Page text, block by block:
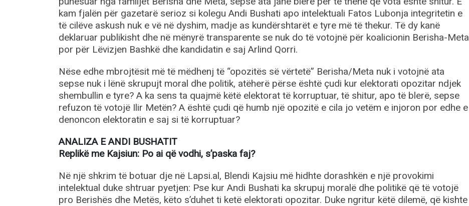
kam fjalën për gazetarë serioz si kolegu Andi Bushati apo intelektuali Fatos Lubonja integritetin e
të cilëve askush nuk e vë në dyshim, madje as kundërshtarët e tyre më të thekur. Të dy kanë
deklaruar publikisht dhe në mënyrë transparente se nuk do të votojnë për koalicionin Berisha-Meta
por për Lëvizjen Bashkë dhe kandidatin e saj Arlind Qorri.
Nëse edhe mbrojtësit më të mëdhenj të “opozitës së vërtetë” Berisha/Meta nuk i votojnë ata
sepse nuk i lënë skrupujt moral dhe politik, atëherë përse është çudi kur elektorati opozitar ndjek
shembullin e tyre? A ka sens ta quajmë këtë elektorat të korruptuar, të shitur, apo të blerë, sepse
refuzon të votojë Ilir Metën? A është çudi që humb një opozitë e cila jo vetëm e injoron por edhe e
denoncon elektoratin e saj si të korruptuar?
ANALIZA E ANDI BUSHATIT
Replikë me Kajsiun: Po ai që vodhi, s’paska faj?
Në një shkrim të botuar dje në Lapsi.al, Blendi Kajsiu më hidhte dorashkën e një provokimi
intelektual duke shtruar pyetjen: Pse kur Andi Bushati ka skrupuj moralë dhe politikë që të votojë
pro Berishës dhe Metës, këto s’duhet ti ketë elektorati opozitar. Duke ngritur këtë dilemë, që kishte